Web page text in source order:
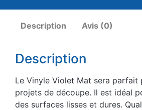
Description Avis (0)
Description
Le Vinyle Violet Mat sera parfait
projets de découpe. Il est idéal
des surfaces lisses et dures.